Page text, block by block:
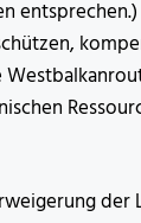
der